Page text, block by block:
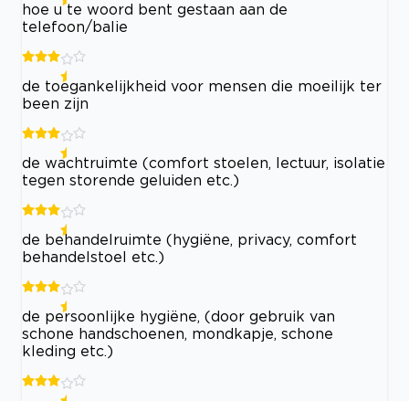
hoe u te woord bent gestaan aan de
telefoon/balie
de toegankelijkheid voor mensen die moeilijk ter
been zijn
de wachtruimte (comfort stoelen, lectuur, isolatie
tegen storende geluiden etc.)
de behandelruimte (hygiëne, privacy, comfort
behandelstoel etc.)
de persoonlijke hygiëne, (door gebruik van
schone handschoenen, mondkapje, schone
kleding etc.)